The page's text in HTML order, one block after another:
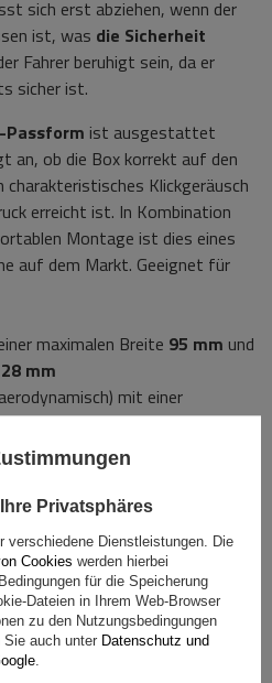
sich erst abziehen, wenn der
ist, was die Sicherheit
Fahrer beruhigt sein, da er
sicher ist.
Passform ist ausgestattet
an, ob die Box korrekt auf den
Klickgeräusch
erreicht ist. In Kombination
Montage ist dies eines
auf dem Markt. Geeignet für
maximalen Breite 95 mm und
mm
mit einer
und Höhen im Bereich18 - 38
in Führungen montiert, die
der Dachträgerstangen
von liegen muss 55 cmrunter95
enthalten.zur
Casar-Box verfügt über
Privatsphäres
verschiedene Dienstleistungen. Die
Cookies werden hierbei
für die Speicherung
Dateien in Ihrem Web-Browser
zu den Nutzungsbedingungen
auch unter Datenschutz und